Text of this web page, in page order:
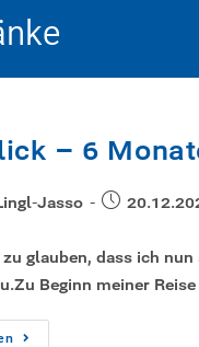
– 6
Jasso
glauben, dass ich
Beginn meiner